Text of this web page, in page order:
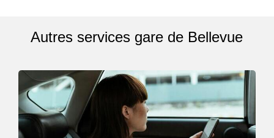
Autres services gare de Bellevue